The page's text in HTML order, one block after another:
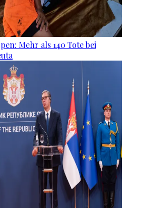
Mehr als 140 Tote bei